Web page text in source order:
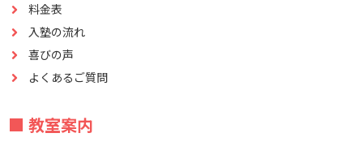
料金表
入塾の流れ
喜びの声
よくあるご質問
■ 教室案内